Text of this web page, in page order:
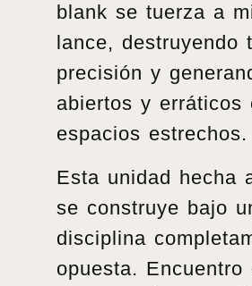
blank se tuerza a
lance, destruyendo
precisión y
abiertos y erráticos
espacios estrechos.
Esta unidad hecha
se construye bajo
disciplina
opuesta. Encuentro